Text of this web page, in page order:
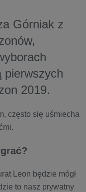
Górniak z
pierwszych
2019.
często się uśmiecha
Leon będzie mógł
to nasz prywatny